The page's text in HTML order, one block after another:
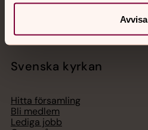
Avvisa
Telefon 112
Svenska kyrkan
Hitta församling
Bli medlem
Lediga jobb